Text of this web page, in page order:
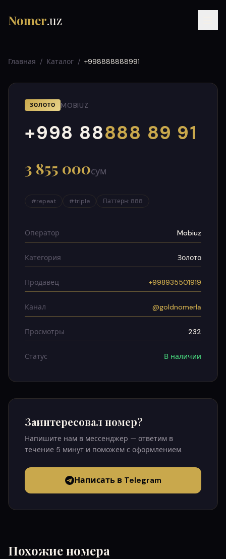
Nomer.uz
UZ УЗ
Главная / Каталог / +998888888991
ЗОЛОТО MOBIUZ
+998 88888 89 91
000
999
3 855 000сум
#repeat #triple Паттерн: 888
Оператор Mobiuz
Категория Золото
Продавец +998935501919
Канал @goldnomerla
Просмотры 232
Статус В наличии
Заинтересовал номер?
Напишите нам в мессенджер — ответим в
течение 5 минут и поможем с оформлением.
Написать в Telegram
Похожие номера